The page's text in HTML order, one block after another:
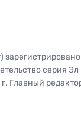
зарегистрировано
серия
Главный